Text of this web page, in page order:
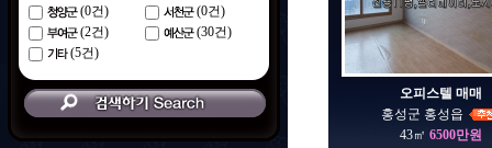
(0건) (0건)
(2건) (30건)
(5건)
오피스텔 매매
홍성군 홍성읍
43㎡ 6500만원